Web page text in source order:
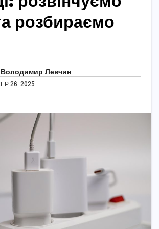
розбираємо
Володимир Левчин
26, 2025